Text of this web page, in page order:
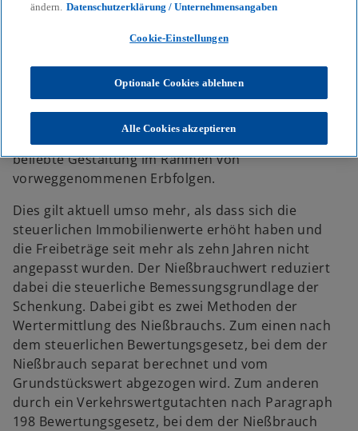
Corporate Governance & Compliance
Steuertipp: Gutachten bei Grundstückschenkung mit Nießbrauch?
Grundstücksschenkungen unter Einräumung eines
Nießbrauchrechts für die Schenkenden sind eine
beliebte Gestaltung im Rahmen von
vorweggenommenen Erbfolgen.
Dies gilt aktuell umso mehr, als dass sich die
steuerlichen Immobilienwerte erhöht haben und
die Freibeträge seit mehr als zehn Jahren nicht
angepasst wurden. Der Nießbrauchwert reduziert
dabei die steuerliche Bemessungsgrundlage der
Schenkung. Dabei gibt es zwei Methoden der
Wertermittlung des Nießbrauchs. Zum einen nach
dem steuerlichen Bewertungsgesetz, bei dem der
Nießbrauch separat berechnet und vom
Grundstückswert abgezogen wird. Zum anderen
durch ein Verkehrswertgutachten nach Paragraph
198 Bewertungsgesetz, bei dem der Nießbrauch
ändern. Datenschutzerklärung / Unternehmensangaben
Cookie-Einstellungen
Optionale Cookies ablehnen
Alle Cookies akzeptieren